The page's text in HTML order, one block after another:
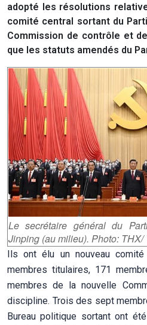
adopté les résolutions
comité central sortant du
Commission de contrôle et
que les statuts amendés du
Le secrétaire général du
Jinping (au milieu). Photo: THX/
Ils ont élu un nouveau
membres titulaires, 171
membres de la nouvelle
discipline. Trois des sept
Bureau politique sortant ont